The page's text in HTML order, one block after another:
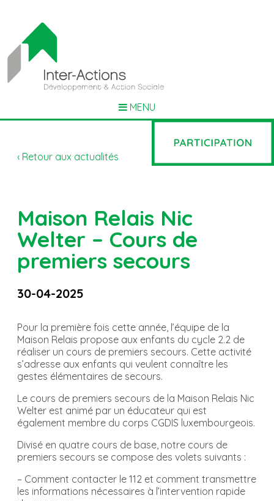
MENU
‹ Retour aux actualités
Maison Relais Nic
Welter – Cours de
premiers secours
30-04-2025
Pour la première fois cette année, l’équipe de la
Maison Relais propose aux enfants du cycle 2.2 de
réaliser un cours de premiers secours. Cette activité
s’adresse aux enfants qui veulent connaître les
gestes élémentaires de secours.
Le cours de premiers secours de la Maison Relais Nic
Welter est animé par un éducateur qui est
également membre du corps CGDIS luxembourgeois.
Divisé en quatre cours de base, notre cours de
premiers secours se compose des volets suivants :
– Comment contacter le 112 et comment transmettre
les informations nécessaires à l’intervention rapide